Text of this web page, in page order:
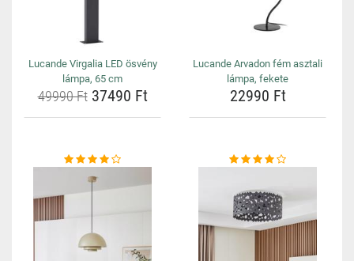
Lucande Virgalia LED ösvény
lámpa, 65 cm
49990 Ft37490 Ft
Lucande Arvadon fém asztali
lámpa, fekete
22990 Ft